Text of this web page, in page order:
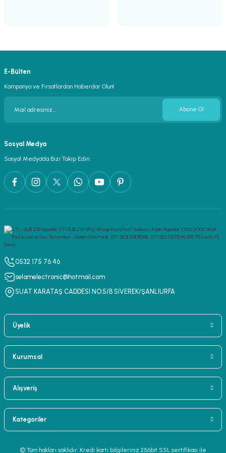
E-Bülten
Kampanya ve Fırsatlardan Haberdar Olun!
Abone Ol
Sosyal Medya
Sosyal Medya’da Bizi Takip Edin.
0532 175 76 46
selamelectronic@hotmail.com
SUAT KARATAŞ CADDESİ NO:5/B SİVEREK/ŞANLIURFA
Üyelik
Kurumsal
Alışveriş
Kategoriler
© Tüm hakları saklıdır. Kredi kartı bilgileriniz 256bit SSL sertifikası ile